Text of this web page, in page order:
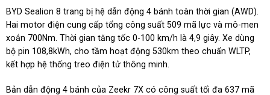
BYD Sealion 8 trang bị hệ dẫn động 4 bánh toàn thời gian (AWD).
Hai motor điện cung cấp tổng công suất 509 mã lực và mô-men
xoắn 700Nm. Thời gian tăng tốc 0-100 km/h là 4,9 giây. Xe dùng
bộ pin 108,8kWh, cho tầm hoạt động 530km theo chuẩn WLTP,
kết hợp hệ thống treo điện tử thông minh.
Bản dẫn động 4 bánh của Zeekr 7X có công suất tối đa 637 mã